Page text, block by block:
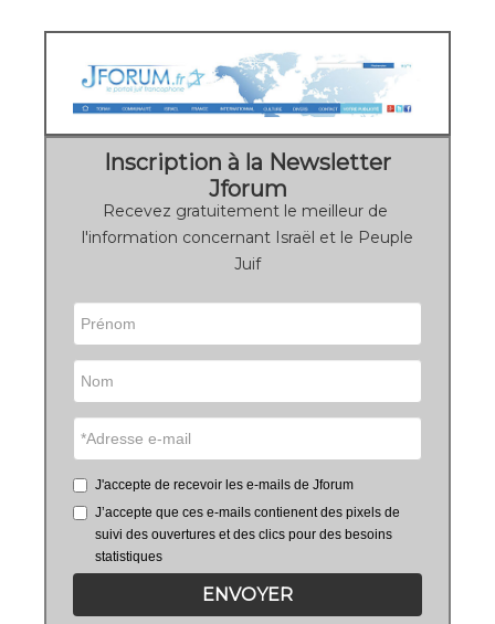
Inscription à la Newsletter
Jforum
Recevez gratuitement le meilleur de
l'information concernant Israël et le Peuple
Juif
J'accepte de recevoir les e-mails de Jforum
J’accepte que ces e-mails contienent des pixels de
suivi des ouvertures et des clics pour des besoins
statistiques
ENVOYER